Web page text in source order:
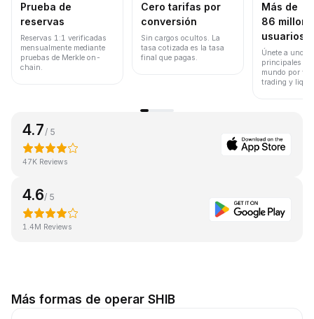
Prueba de
reservas
Reservas 1:1 verificadas
mensualmente mediante
pruebas de Merkle on-
chain.
Cero tarifas por
conversión
Sin cargos ocultos. La
tasa cotizada es la tasa
final que pagas.
Más de
86
usuarios
Únete a uno
principales
mundo por
trading y
4.7/ 5
47K Reviews
4.6/ 5
1.4M Reviews
Más formas de operar SHIB